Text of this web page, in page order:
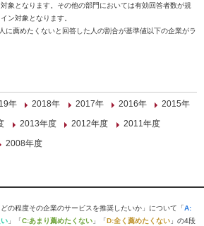
象となります。その他の部門においては有効回答者数が規
ン対象となります。
薦めたくないと回答した人の割合が基準値以下の企業がラ
年 2018年 2017年 2016年
2015年
2013年度 2012年度
2011年度
2008年度
の程度その企業のサービスを推奨したいか」について「A:
」「C:あまり薦めたくない 」「D:全く薦めたくない 」の4段